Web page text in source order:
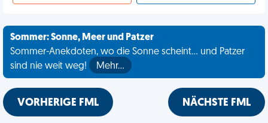
Sommer: Sonne, Meer und Patzer
Sommer-Anekdoten, wo die Sonne scheint... und Patzer
sind nie weit weg!
Mehr…
VORHERIGE FML NÄCHSTE FML